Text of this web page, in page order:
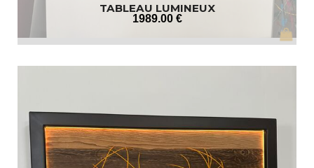
TABLEAU LUMINEUX
1989.00 €